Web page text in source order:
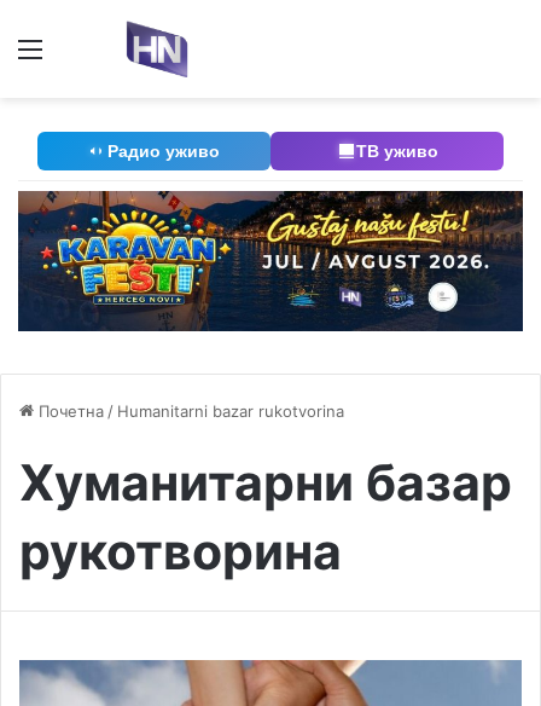
Радио уживо ТВ уживо
Почетна / Humanitarni bazar rukotvorina
Хуманитарни базар
рукотворина